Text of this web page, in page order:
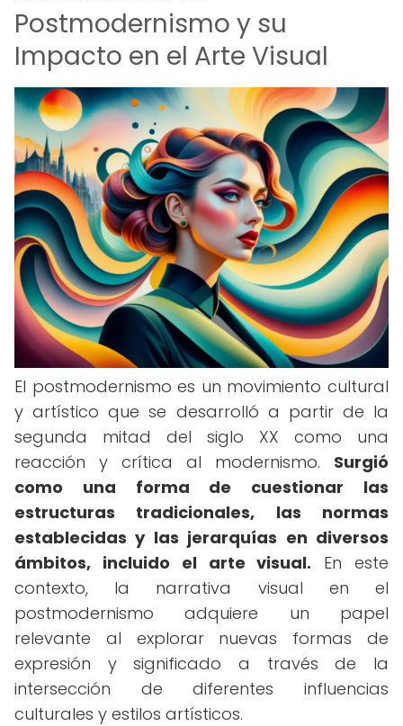
Postmodernismo y su
Impacto en el Arte Visual
El postmodernismo es un movimiento cultural
y artístico que se desarrolló a partir de la
segunda mitad del siglo XX como una
reacción y crítica al modernismo. Surgió
como una forma de cuestionar las
estructuras tradicionales, las normas
establecidas y las jerarquías en diversos
ámbitos, incluido el arte visual. En este
contexto, la narrativa visual en el
postmodernismo adquiere un papel
relevante al explorar nuevas formas de
expresión y significado a través de la
intersección de diferentes influencias
culturales y estilos artísticos.